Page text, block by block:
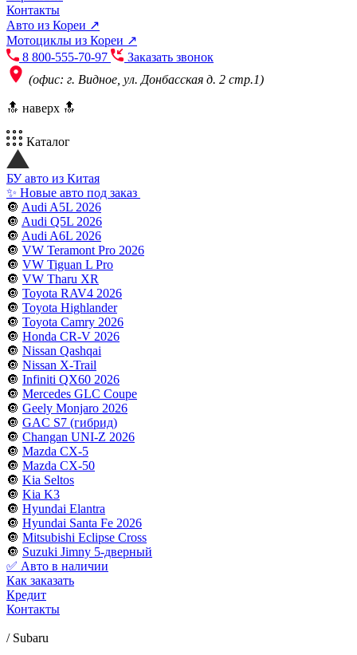
Контакты
Авто из Кореи ↗
Мотоциклы из Кореи ↗
8 800-555-70-97
Заказать звонок
(офис: г. Видное, ул. Донбасская д. 2 стр.1)
🔝 наверх 🔝
Каталог
БУ авто из Китая
✨ Новые авто под заказ
🔘 Audi A5L 2026
🔘 Audi Q5L 2026
🔘 Audi A6L 2026
🔘 VW Teramont Pro 2026
🔘 VW Tiguan L Pro
🔘 VW Tharu XR
🔘 Toyota RAV4 2026
🔘 Toyota Highlander
🔘 Toyota Camry 2026
🔘 Honda CR-V 2026
🔘 Nissan Qashqai
🔘 Nissan X-Trail
🔘 Infiniti QX60 2026
🔘 Mercedes GLC Coupe
🔘 Geely Monjaro 2026
🔘 GAC S7 (гибрид)
🔘 Changan UNI-Z 2026
🔘 Mazda CX-5
🔘 Mazda CX-50
🔘 Kia Seltos
🔘 Kia K3
🔘 Hyundai Elantra
🔘 Hyundai Santa Fe 2026
🔘 Mitsubishi Eclipse Cross
🔘 Suzuki Jimny 5-дверный
✅ Авто в наличии
Как заказать
Кредит
Контакты
/ Subaru